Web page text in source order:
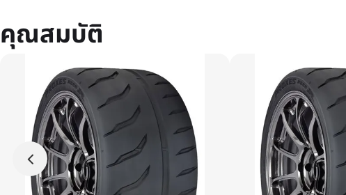
คุณสมบัติ